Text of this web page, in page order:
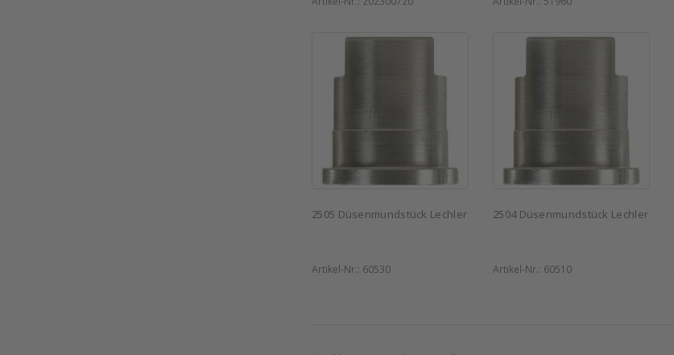
2505 Düsenmundstück Lechler
Artikel-Nr.: 60530
2504 Düsenmundstück Lechler
Artikel-Nr.: 60510